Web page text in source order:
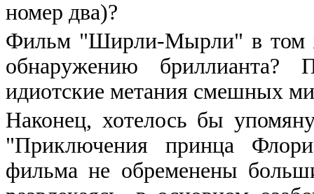
номер два)?
Фильм "Ширли-Мырли" в том
обнаружению бриллианта?
идиотские метания смешных
Наконец, хотелось бы
"Приключения принца
фильма не обременены